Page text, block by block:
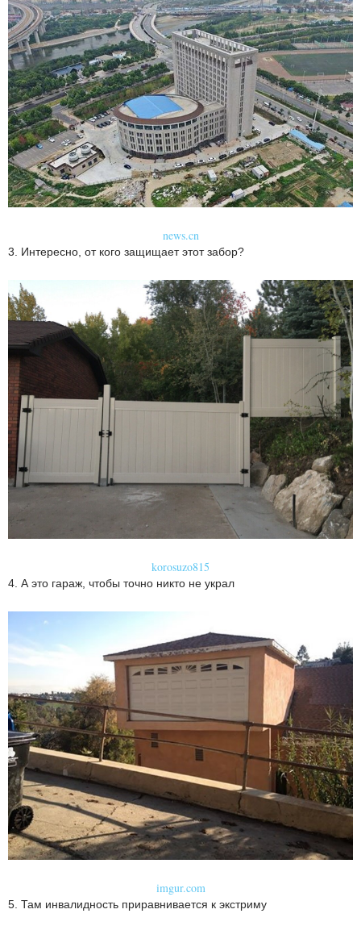
news.cn
3. Интересно, от кого защищает этот забор?
korosuzo815
4. А это гараж, чтобы точно никто не украл
imgur.com
5. Там инвалидность приравнивается к экстриму